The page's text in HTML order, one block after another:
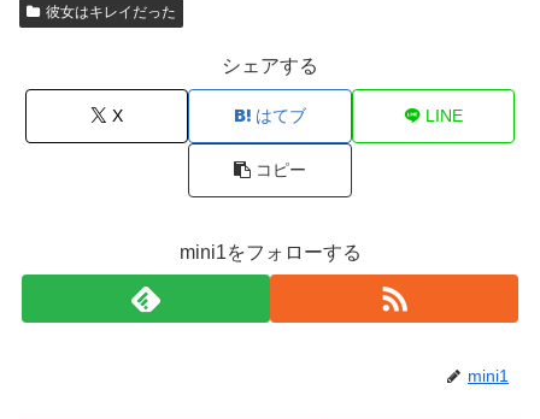
彼女はキレイだった
シェアする
X はてブ LINE
コピー
mini1をフォローする
mini1